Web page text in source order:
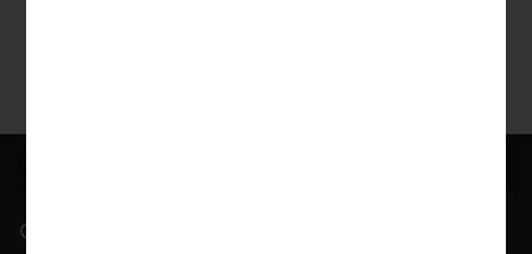
Gerne für Sie da